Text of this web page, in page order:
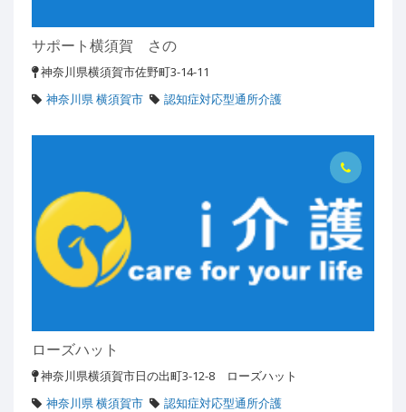
サポート横須賀 さの
神奈川県横須賀市佐野町3-14-11
神奈川県 横須賀市
認知症対応型通所介護
ローズハット
神奈川県横須賀市日の出町3-12-8 ローズハット
神奈川県 横須賀市
認知症対応型通所介護